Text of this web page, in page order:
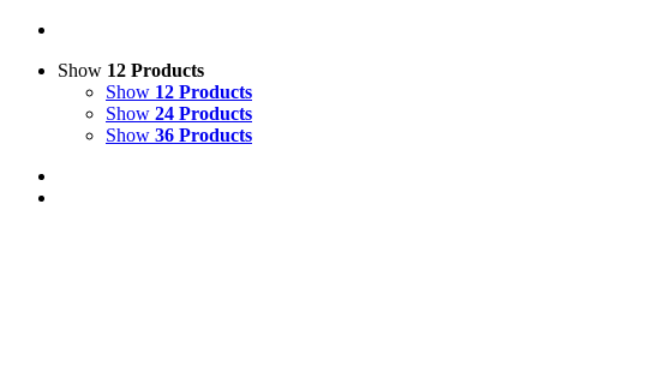
Show 12 Products
Show 12 Products
Show 24 Products
Show 36 Products